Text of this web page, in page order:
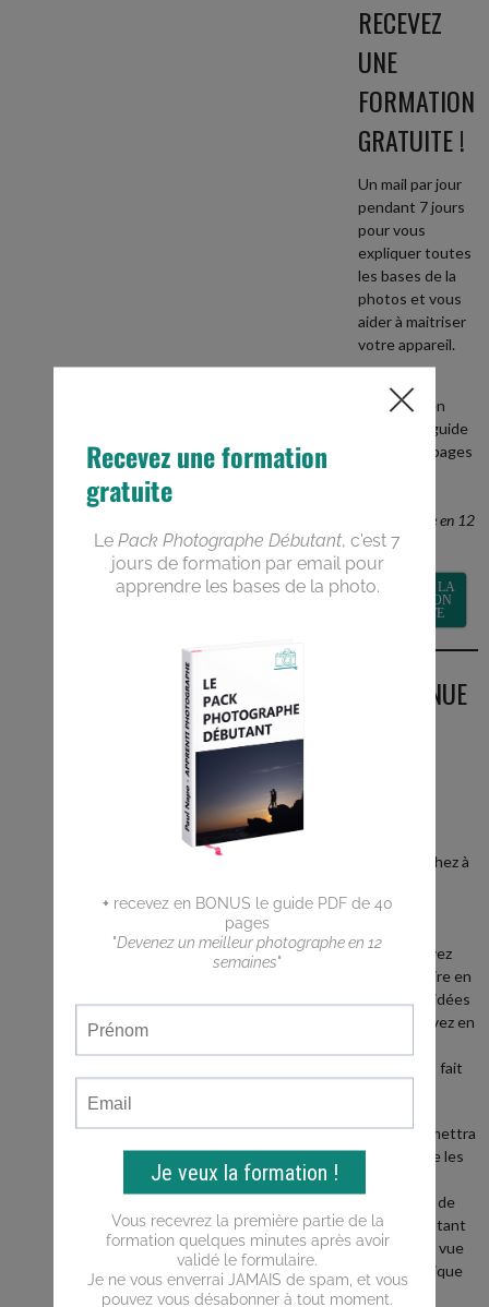
RECEVEZ
UNE
FORMATION
GRATUITE !
Un mail par jour
pendant 7 jours
pour vous
expliquer toutes
les bases de la
photos et vous
aider à maitriser
votre appareil.
recevez en
BONUS le guide
PDF de 40 pages
photographe en 12
semaines
RECEVOIR LA
FORMATION
GRATUITE
BIENVENUE
Vous cherchez à
meilleures
Vous n'arrivez
pas a traduire en
photos les idées
que vous avez en
Ce blog est fait
Il vous permettra
d'apprendre les
photo, puis de
progresser tant
du point de vue
de la technique
que de la